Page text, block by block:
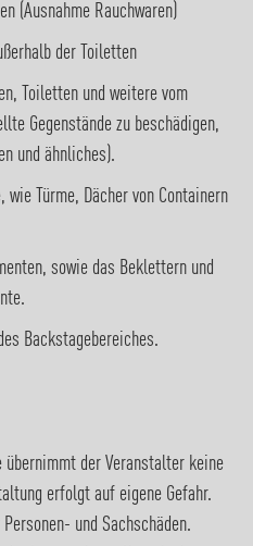
(Ausnahme Rauchwaren)
der Toiletten
Toiletten und weitere vom
Gegenstände zu beschädigen,
und ähnliches).
Türme, Dächer von Containern
sowie das Beklettern und
Backstagebereiches.
übernimmt der Veranstalter keine
erfolgt auf eigene Gefahr.
und Sachschäden.